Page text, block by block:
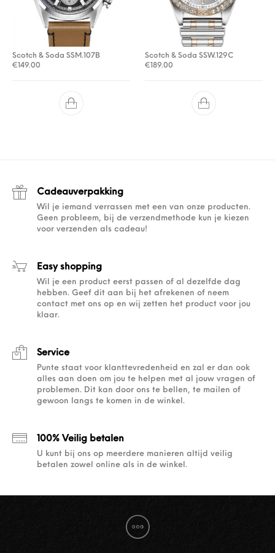
Scotch & Soda SSM.107B
€ 149.00
Scotch & Soda SSW.129C
€ 189.00
Cadeauverpakking
Wil je iemand verrassen met een van onze producten.
Geen probleem, bij de verzendmethode kun je kiezen
voor verzenden als cadeau!
Easy shopping
Wil je een product eerst passen of al dezelfde dag
hebben. Geef dit aan bij het afrekenen of neem
contact met ons op en wij zetten het product voor jou
klaar.
Service
Punte staat voor klanttevredenheid en zal er dan ook
alles aan doen om jou te helpen met al jouw vragen of
problemen. Dit kan door ons te bellen, te mailen of
gewoon langs te komen in de winkel.
100% Veilig betalen
U kunt bij ons op meerdere manieren altijd veilig
betalen zowel online als in de winkel.